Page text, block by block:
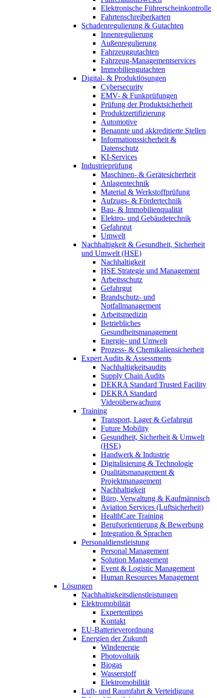
Elektronische Führerscheinkontrolle
Fahrtenschreiberkarten
Schadenregulierung & Gutachten
Innenregulierung
Außenregulierung
Fahrzeuggutachten
Fahrzeug-Managementservices
Immobiliengutachten
Digital- & Produktlösungen
Cybersecurity
EMV- & Funkprüfungen
Prüfung der Produktsicherheit
Produktzertifizierung
Automotive
Benannte und akkreditierte Stellen
Informationssicherheit &
Datenschutz
KI-Services
Industrieprüfung
Maschinen- & Gerätesicherheit
Anlagentechnik
Material & Werkstoffprüfung
Aufzugs- & Fördertechnik
Bau- & Immobilienqualität
Elektro- und Gebäudetechnik
Gefahrgut
Umwelt
Nachhaltigkeit & Gesundheit, Sicherheit
und Umwelt (HSE)
Nachhaltigkeit
HSE Strategie und Management
Arbeitsschutz
Gefahrgut
Brandschutz- und
Notfallmanagement
Arbeitsmedizin
Betriebliches
Gesundheitsmanagement
Energie- und Umwelt
Prozess- & Chemikaliensicherheit
Expert Audits & Assessments
Nachhaltigkeitsaudits
Supply Chain Audits
DEKRA Standard Trusted Facility
DEKRA Standard
Videoüberwachung
Training
Transport, Lager & Gefahrgut
Future Mobility
Gesundheit, Sicherheit & Umwelt
(HSE)
Handwerk & Industrie
Digitalisierung & Technologie
Qualitätsmanagement &
Projektmanagement
Nachhaltigkeit
Büro, Verwaltung & Kaufmännisch
Aviation Services (Luftsicherheit)
HealthCare Training
Berufsorientierung & Bewerbung
Integration & Sprachen
Personaldienstleistung
Personal Management
Solution Management
Event & Logistic Management
Human Resources Management
Lösungen
Nachhaltigkeitsdienstleistungen
Elektromobilität
Expertentipps
Kontakt
EU-Batterieverordnung
Energien der Zukunft
Windenergie
Photovoltaik
Biogas
Wasserstoff
Elektromobilität
Luft- und Raumfahrt & Verteidigung